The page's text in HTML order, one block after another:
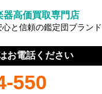
器高価買取専門店
心と信頼の鑑定団ブランド
お電話ください
550